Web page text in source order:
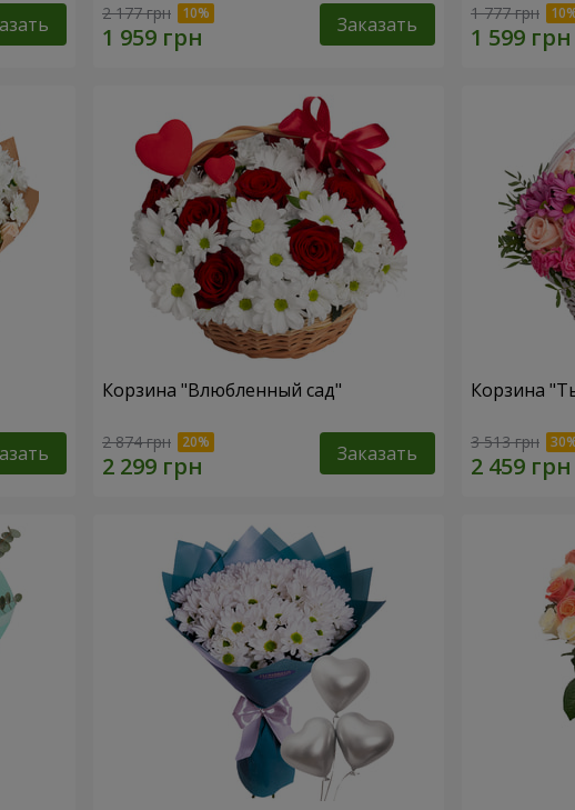
2 177 грн Заказать 1 777 грн
Корзина "Влюбленный сад"
2 874 грн Заказать
Корзина
3 513 грн